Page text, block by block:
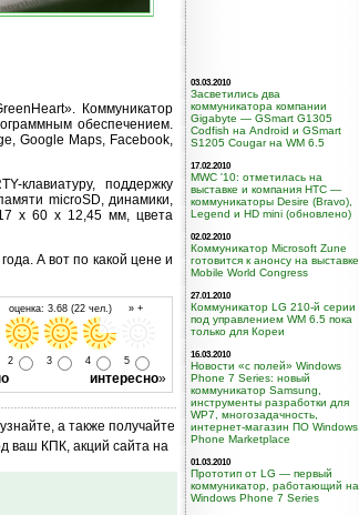
Коммуникатор
обеспечением.
Google Maps, Facebook,
клавиатуру, поддержку
microSD, динамики,
x 60 x 12,45 мм, цвета
А вот по какой цене и
3.68 (22 чел.) » +
2 3 4 5
интересно»
а также получайте
ваш КПК, акций сайта на
03.03.2010
Засветились два
коммуникатора компании
Gigabyte — GSmart G1305
Codfish на Android и GSmart
S1205 Cougar на WM 6.5
17.02.2010
MWC '10: отметилась на
выставке и компания HTC —
коммуникаторы Desire (Bravo),
Legend и HD mini (обновлено)
02.02.2010
Коммуникатор Microsoft Zune
готовится к анонсу на выставке
Mobile World Congress
27.01.2010
Коммуникатор LG 210-й серии
под управлением WM 6.5 пока
только для Кореи
16.03.2010
Новости «с полей» Windows
Phone 7 Series: новый
коммуникатор Samsung,
инструменты разработки для
WP7, многозадачность,
интернет-магазин ПО Windows
Phone Marketplace
01.03.2010
Прототип от LG — первый
коммуникатор, работающий на
Windows Phone 7 Series